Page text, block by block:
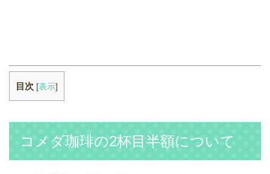
目次 [表示]
コメダ珈琲の2杯目半額について